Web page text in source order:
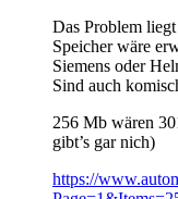
Das Problem
Speicher wäre
Siemens oder
Sind auch
256 Mb wären
gibt’s gar nich)
https://